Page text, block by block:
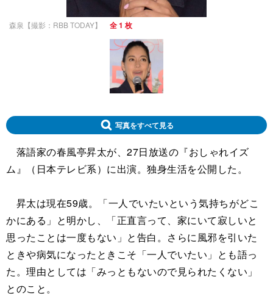
森泉【撮影：RBB TODAY】 全 1 枚
写真をすべて見る
落語家の春風亭昇太が、27日放送の『おしゃれイズ
ム』（日本テレビ系）に出演。独身生活を公開した。
昇太は現在59歳。「一人でいたいという気持ちがどこ
かにある」と明かし、「正直言って、家にいて寂しいと
思ったことは一度もない」と告白。さらに風邪を引いた
ときや病気になったときこそ「一人でいたい」とも語っ
た。理由としては「みっともないので見られたくない」
とのこと。